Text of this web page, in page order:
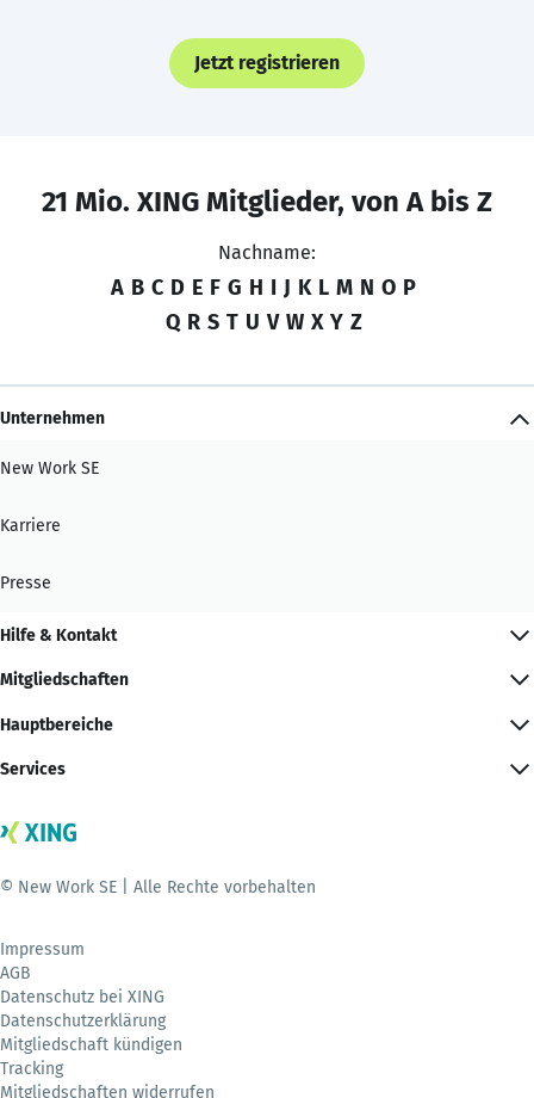
Jetzt registrieren
21 Mio. XING Mitglieder, von A bis Z
Nachname:
A B C D E F G H I J K L M N O P
Q R S T U V W X Y Z
Unternehmen
New Work SE
Karriere
Presse
Hilfe & Kontakt
Mitgliedschaften
Hauptbereiche
Services
© New Work SE | Alle Rechte vorbehalten
Impressum
AGB
Datenschutz bei XING
Datenschutzerklärung
Mitgliedschaft kündigen
Tracking
Mitgliedschaften widerrufen